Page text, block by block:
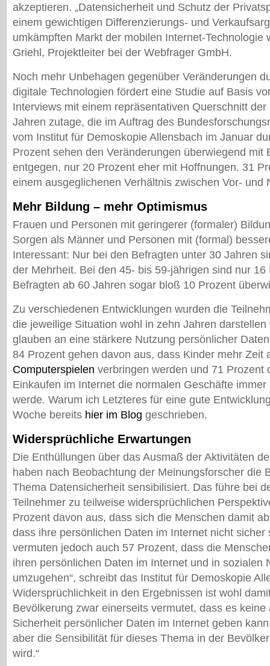
akzeptieren. „Datensicherheit und Schutz der
einem gewichtigen Differenzierungs- und
umkämpften Markt der mobilen Internet-Technologie
Griehl, Projektleiter bei der Webfrager GmbH.
Noch mehr Unbehagen gegenüber Veränderungen
digitale Technologien fördert eine Studie auf Basis
Interviews mit einem repräsentativen Querschnitt
Jahren zutage, die im Auftrag des
vom Institut für Demoskopie Allensbach im Januar
Prozent sehen den Veränderungen überwiegend mit
entgegen, nur 20 Prozent eher mit Hoffnungen. 31
einem ausgeglichenen Verhältnis zwischen Vor- und
Mehr Bildung – mehr Optimismus
Frauen und Personen mit geringerer (formaler)
Sorgen als Männer und Personen mit (formal)
Interessant: Nur bei den Befragten unter 30 Jahren
der Mehrheit. Bei den 45- bis 59-jährigen sind nur
Befragten ab 60 Jahren sogar bloß 10 Prozent
Zu verschiedenen Entwicklungen wurden die
die jeweilige Situation wohl in zehn Jahren
glauben an eine stärkere Nutzung persönlicher
84 Prozent gehen davon aus, dass Kinder mehr Zeit
Computerspielen verbringen werden und 71 Prozent
Einkaufen im Internet die normalen Geschäfte immer
werde. Warum ich Letzteres für eine gute
Woche bereits hier im Blog geschrieben.
Widersprüchliche Erwartungen
Die Enthüllungen über das Ausmaß der Aktivitäten
haben nach Beobachtung der Meinungsforscher die
Thema Datensicherheit sensibilisiert. Das führe bei
Teilnehmer zu teilweise widersprüchlichen
Prozent davon aus, dass sich die Menschen damit
dass ihre persönlichen Daten im Internet nicht sicher
vermuten jedoch auch 57 Prozent, dass die
ihren persönlichen Daten im Internet und in sozialen
umzugehen“, schreibt das Institut für Demoskopie
Widersprüchlichkeit in den Ergebnissen ist wohl
Bevölkerung zwar einerseits vermutet, dass es keine
Sicherheit persönlicher Daten im Internet geben
aber die Sensibilität für dieses Thema in der
wird.“